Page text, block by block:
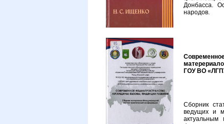
Донбасса.
народов.
ГОУ ВО
Сборник
ведущих и
актуальным